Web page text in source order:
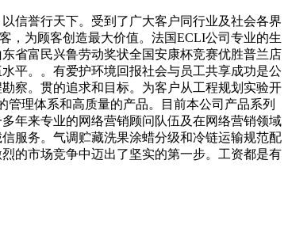
信誉行天下。受到了广大客户同行业及社会各界
，为顾客创造最大价值。法国ECLI公司专业的生
省富民兴鲁劳动奖状全国安康杯竞赛优胜普兰店
平。。有爱护环境回报社会与员工共享成功是公
察。贯的追求和目标。为客户从工程规划实验开
理体系和高质量的产品。目前本公司产品系列
年来专业的网络营销顾问队伍及在网络营销领域
服务。气调贮藏洗果涂蜡分级和冷链运输规范配
的市场竞争中迈出了坚实的第一步。工资都是有